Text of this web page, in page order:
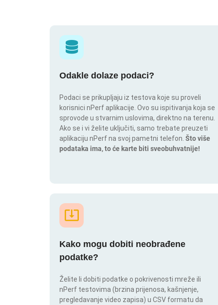
Odakle dolaze podaci?
Podaci se prikupljaju iz testova koje su proveli
korisnici nPerf aplikacije. Ovo su ispitivanja koja se
sprovode u stvarnim uslovima, direktno na terenu.
Ako se i vi želite uključiti, samo trebate preuzeti
aplikaciju nPerf na svoj pametni telefon. Što više
podataka ima, to će karte biti sveobuhvatnije!
Kako mogu dobiti neobrađene
podatke?
Želite li dobiti podatke o pokrivenosti mreže ili
nPerf testovima (brzina prijenosa, kašnjenje,
pregledavanje video zapisa) u CSV formatu da